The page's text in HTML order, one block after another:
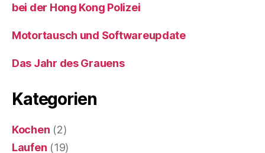
bei der Hong Kong Polizei
Motortausch und Softwareupdate
Das Jahr des Grauens
Kategorien
Kochen (2)
Laufen (19)